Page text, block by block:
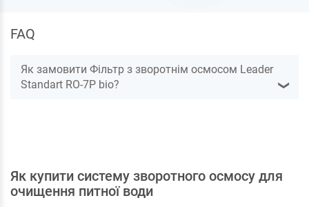
FAQ
Як замовити Фільтр з зворотнім осмосом Leader
Standart RO-7P bio?
❯
Як купити систему зворотного осмосу для
очищення питної води